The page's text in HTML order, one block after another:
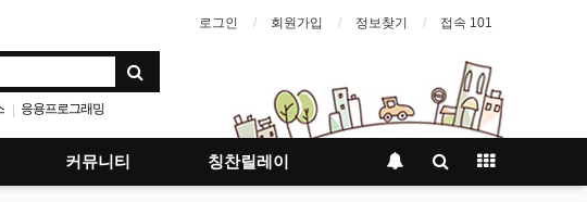
로그인 회원가입 정보찾기 접속 101
| 응용프로그래밍
커뮤니티 칭찬릴레이